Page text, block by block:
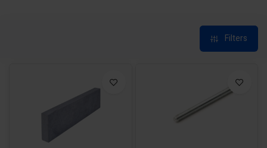
Filters